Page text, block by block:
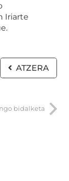
Iriarte
ATZERA
bidalketa